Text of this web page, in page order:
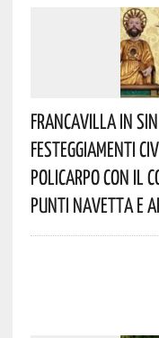
Francavilla In
Festeggiamenti
Policarpo Con Il
Punti Navetta E